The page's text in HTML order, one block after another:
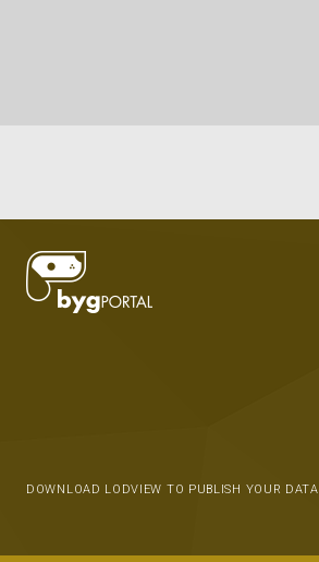
DOWNLOAD LODVIEW TO PUBLISH YOUR DATA